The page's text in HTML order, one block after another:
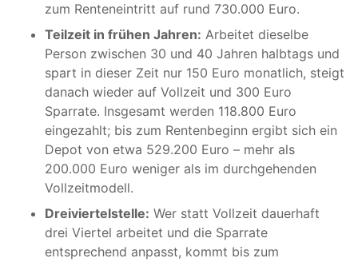
zum Renteneintritt auf rund 730.000 Euro.
Teilzeit in frühen Jahren: Arbeitet dieselbe
Person zwischen 30 und 40 Jahren halbtags und
spart in dieser Zeit nur 150 Euro monatlich, steigt
danach wieder auf Vollzeit und 300 Euro
Sparrate. Insgesamt werden 118.800 Euro
eingezahlt; bis zum Rentenbeginn ergibt sich ein
Depot von etwa 529.200 Euro – mehr als
200.000 Euro weniger als im durchgehenden
Vollzeitmodell.
Dreiviertelstelle: Wer statt Vollzeit dauerhaft
drei Viertel arbeitet und die Sparrate
entsprechend anpasst, kommt bis zum